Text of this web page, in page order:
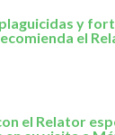
y
el
el Relator